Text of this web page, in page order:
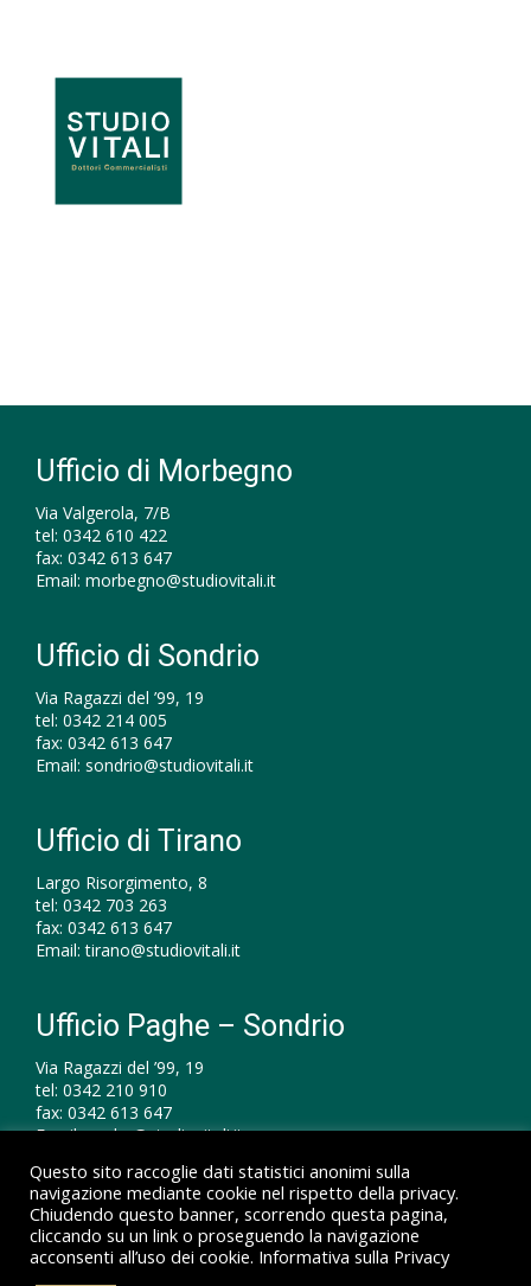
Ufficio di Morbegno
Via Valgerola, 7/B
tel: 0342 610 422
fax: 0342 613 647
Email: morbegno@studiovitali.it
Ufficio di Sondrio
Via Ragazzi del ’99, 19
tel: 0342 214 005
fax: 0342 613 647
Email: sondrio@studiovitali.it
Ufficio di Tirano
Largo Risorgimento, 8
tel: 0342 703 263
fax: 0342 613 647
Email:tirano@studiovitali.it
Ufficio Paghe – Sondrio
Via Ragazzi del ’99, 19
tel: 0342 210 910
fax: 0342 613 647
Email:paghe@studiovitali.it
© 2026 Studio Vitali Dottori Commercialisti – P.IVA
Informativa sui
Questo sito raccoglie dati statistici anonimi sulla
navigazione mediante cookie nel rispetto della privacy.
Chiudendo questo banner, scorrendo questa pagina,
cliccando su un link o proseguendo la navigazione
acconsenti all’uso dei cookie. Informativa sulla Privacy